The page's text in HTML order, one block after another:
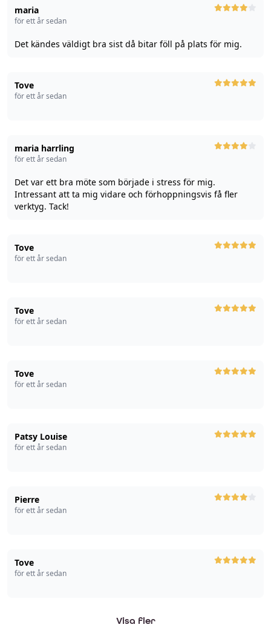
maria
för ett år sedan
Det kändes väldigt bra sist då bitar föll på plats för mig.
Tove
för ett år sedan
maria harrling
för ett år sedan
Det var ett bra möte som började i stress för mig.
Intressant att ta mig vidare och förhoppningsvis få fler
verktyg. Tack!
Tove
för ett år sedan
Tove
för ett år sedan
Tove
för ett år sedan
Patsy Louise
för ett år sedan
Pierre
för ett år sedan
Tove
för ett år sedan
Visa fler